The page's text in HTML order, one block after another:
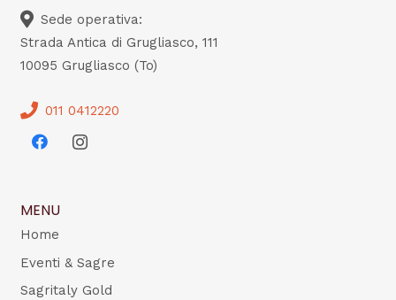
Sede operativa:
Strada Antica di Grugliasco, 111
10095 Grugliasco (To)
011 0412220
MENU
Home
Eventi & Sagre
Sagritaly Gold